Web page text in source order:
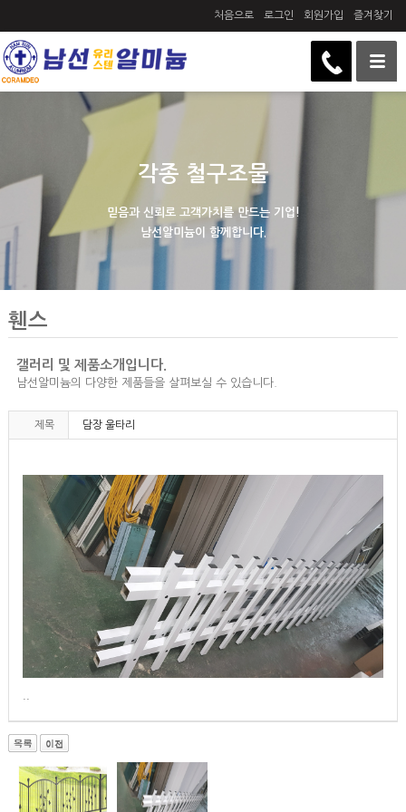
처음으로 로그인 회원가입 즐겨찾기
각종 철구조물
믿음과 신뢰로 고객가치를 만드는 기업!
남선알미늄이 함께합니다.
휀스
갤러리 및 제품소개입니다.
남선알미늄의 다양한 제품들을 살펴보실 수 있습니다.
제목 담장 울타리